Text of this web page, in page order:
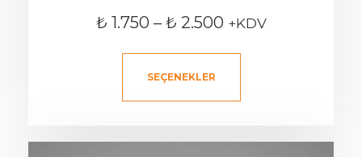
₺ 1.750 – ₺ 2.500 +KDV
SEÇENEKLER